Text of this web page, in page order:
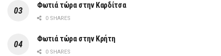
Φωτιά τώρα στην Καρδίτσα
0 SHARES
Φωτιά τώρα στην Κρήτη
0 SHARES